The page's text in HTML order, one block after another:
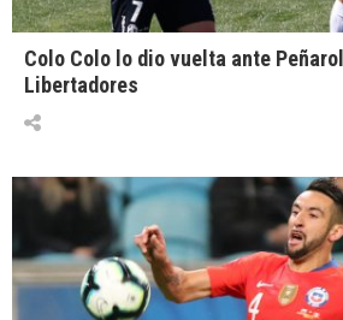
Colo Colo lo dio vuelta ante
Libertadores